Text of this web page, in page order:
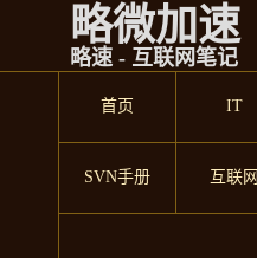
略微加速
略速 - 互联网笔记
首页 IT
SVN手册 互联网